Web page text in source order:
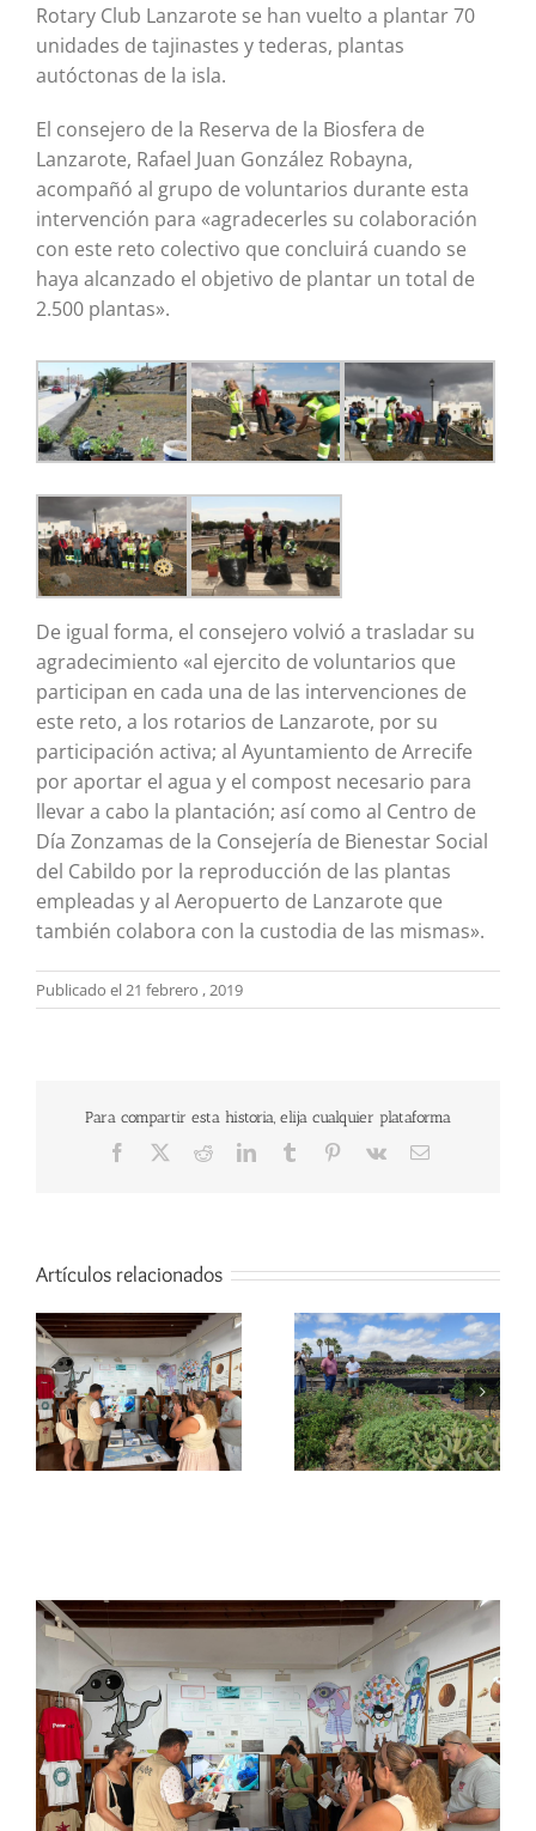
Rotary Club Lanzarote se han vuelto a plantar 70
unidades de tajinastes y tederas, plantas
autóctonas de la isla.
El consejero de la Reserva de la Biosfera de
Lanzarote, Rafael Juan González Robayna,
acompañó al grupo de voluntarios durante esta
intervención para «agradecerles su colaboración
con este reto colectivo que concluirá cuando se
haya alcanzado el objetivo de plantar un total de
2.500 plantas».
De igual forma, el consejero volvió a trasladar su
agradecimiento «al ejercito de voluntarios que
participan en cada una de las intervenciones de
este reto, a los rotarios de Lanzarote, por su
participación activa; al Ayuntamiento de Arrecife
por aportar el agua y el compost necesario para
llevar a cabo la plantación; así como al Centro de
Día Zonzamas de la Consejería de Bienestar Social
del Cabildo por la reproducción de las plantas
empleadas y al Aeropuerto de Lanzarote que
también colabora con la custodia de las mismas».
Publicado el 21 febrero , 2019
Para compartir esta historia, elija cualquier plataforma
Facebook RedditLinkedInTumblr Pinterest
Vk
Correo
Artículos relacionados